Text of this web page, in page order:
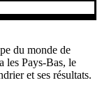
du monde de
les Pays-Bas, le
et ses résultats.